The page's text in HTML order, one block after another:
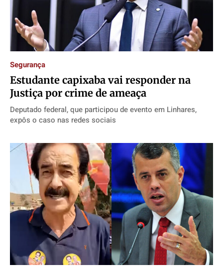
Segurança
Estudante capixaba vai responder na
Justiça por crime de ameaça
Deputado federal, que participou de evento em Linhares,
expôs o caso nas redes sociais